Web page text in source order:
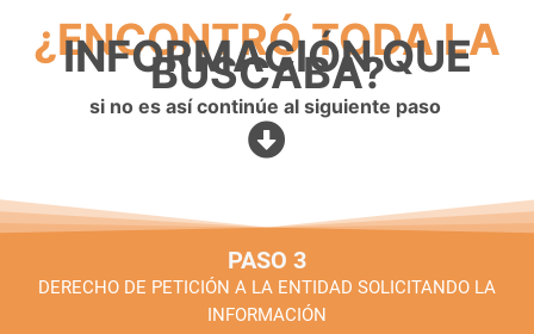
¿ENCONTRÓ TODA LA
INFORMACIÓN QUE
BUSCABA?
si no es así continúe al siguiente paso
PASO 3
DERECHO DE PETICIÓN A LA ENTIDAD SOLICITANDO LA
INFORMACIÓN